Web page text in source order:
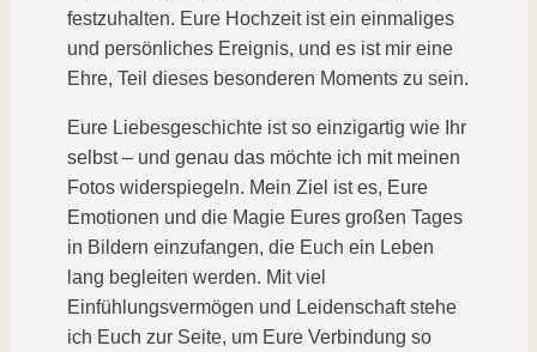
festzuhalten. Eure Hochzeit ist ein einmaliges
und persönliches Ereignis, und es ist mir eine
Ehre, Teil dieses besonderen Moments zu sein.
Eure Liebesgeschichte ist so einzigartig wie Ihr
selbst – und genau das möchte ich mit meinen
Fotos widerspiegeln. Mein Ziel ist es, Eure
Emotionen und die Magie Eures großen Tages
in Bildern einzufangen, die Euch ein Leben
lang begleiten werden. Mit viel
Einfühlungsvermögen und Leidenschaft stehe
ich Euch zur Seite, um Eure Verbindung so